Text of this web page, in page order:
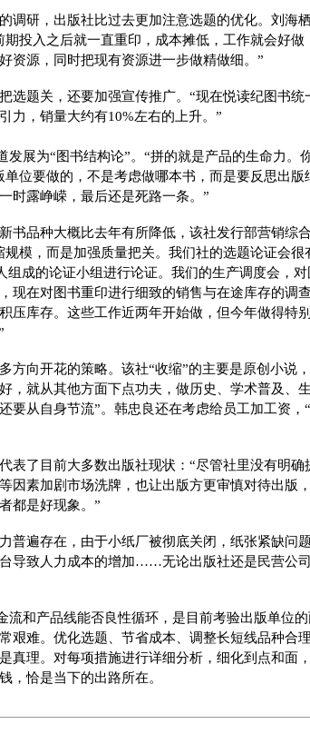
调研，出版社比过去更加注意选题的优化。刘海
期投入之后就一直重印，成本摊低，工作就会好
资源，同时把现有资源进一步做精做细。”
选题关，还要加强宣传推广。“现在悦读纪图书
力，销量大约有10%左右的上升。”
发展为“图书结构论”。“拼的就是产品的生命力。
位要做的，不是考虑做哪本书，而是要反思出版
时露峥嵘，最后还是死路一条。”
书品种大概比去年有所降低，该社发行部营销综
规模，而是加强质量把关。我们社的选题论证会
组成的论证小组进行论证。我们的生产调度会，
现在对图书重印进行细致的销售与在途库存的调
压库存。这些工作近两年开始做，但今年做得特
方向开花的策略。该社“收缩”的主要是原创小说
，就从其他方面下点功夫，做历史、学术普及、
要从自身节流”。韩忠良还在考虑给员工加工资
表了目前大多数出版社现状：“尽管社里没有明确
因素加剧市场洗牌，也让出版方更审慎对待出版
都是好现象。”
普遍存在，由于小纸厂被彻底关闭，纸张紧缺问
导致人力成本的增加……无论出版社还是民营公
流和产品线能否良性循环，是目前考验出版单位
艰难。优化选题、节省成本、调整长短线品种合
真理。对每项措施进行详细分析，细化到点和面
，恰是当下的出路所在。